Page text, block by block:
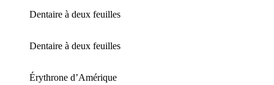
Dentaire à deux feuilles
Dentaire à deux feuilles
Érythrone d’Amérique